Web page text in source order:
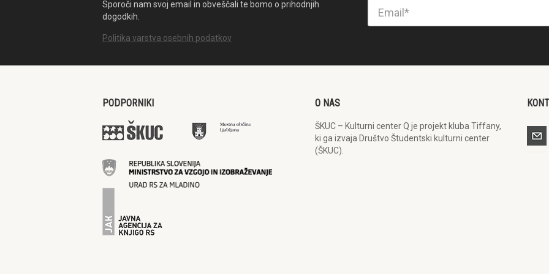
Sporoči nam svoj email in obveščali te bomo o prihodnjih
dogodkih.
Politika varstva osebnih podatkov
PODPORNIKI O NAS
ŠKUC – Kulturni center Q je projekt kluba Tiffany,
ki ga izvaja Društvo Študentski kulturni center
(ŠKUC).